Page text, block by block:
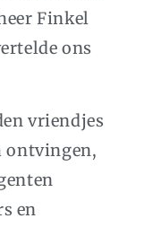
Finkel
ons
vriendjes
ontvingen,
en